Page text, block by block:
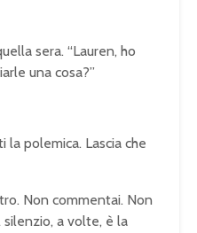
sera. “Lauren, ho
una cosa?”
la polemica. Lascia che
Non commentai. Non
silenzio, a volte, è la